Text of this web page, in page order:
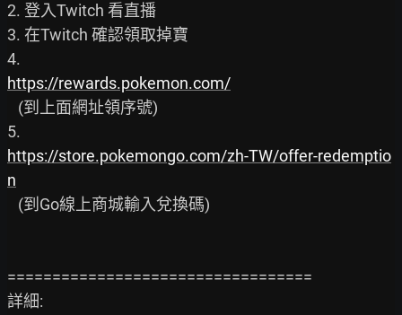
2. 登入Twitch 看直播
3. 在Twitch 確認領取掉寶
https://rewards.pokemon.com/
https://store.pokemongo.com/zh-TW/offer-redemptio
n
==================================
詳細: